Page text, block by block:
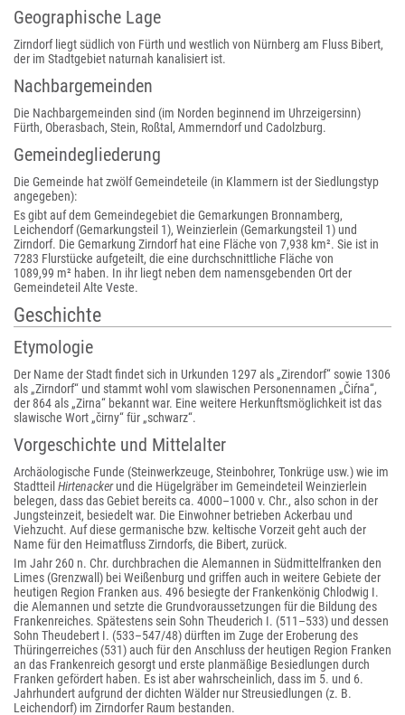
Geographische Lage
Zirndorf liegt südlich von Fürth und westlich von Nürnberg am Fluss Bibert,
der im Stadtgebiet naturnah kanalisiert ist.
Nachbargemeinden
Die Nachbargemeinden sind (im Norden beginnend im Uhrzeigersinn)
Fürth, Oberasbach, Stein, Roßtal, Ammerndorf und Cadolzburg.
Gemeindegliederung
Die Gemeinde hat zwölf Gemeindeteile (in Klammern ist der Siedlungstyp
angegeben):
Es gibt auf dem Gemeindegebiet die Gemarkungen Bronnamberg,
Leichendorf (Gemarkungsteil 1), Weinzierlein (Gemarkungsteil 1) und
Zirndorf. Die Gemarkung Zirndorf hat eine Fläche von 7,938 km². Sie ist in
7283 Flurstücke aufgeteilt, die eine durchschnittliche Fläche von
1089,99 m² haben. In ihr liegt neben dem namensgebenden Ort der
Gemeindeteil Alte Veste.
Geschichte
Etymologie
Der Name der Stadt findet sich in Urkunden 1297 als „Zirendorf“ sowie 1306
als „Zirndorf“ und stammt wohl vom slawischen Personennamen „Čiŕna“,
der 864 als „Zirna“ bekannt war. Eine weitere Herkunftsmöglichkeit ist das
slawische Wort „čirny“ für „schwarz“.
Vorgeschichte und Mittelalter
Archäologische Funde (Steinwerkzeuge, Steinbohrer, Tonkrüge usw.) wie im
Stadtteil Hirtenackerund die Hügelgräber im Gemeindeteil Weinzierlein
belegen, dass das Gebiet bereits ca. 4000–1000 v. Chr., also schon in der
Jungsteinzeit, besiedelt war. Die Einwohner betrieben Ackerbau und
Viehzucht. Auf diese germanische bzw. keltische Vorzeit geht auch der
Name für den Heimatfluss Zirndorfs, die Bibert, zurück.
Im Jahr 260 n. Chr. durchbrachen die Alemannen in Südmittelfranken den
Limes (Grenzwall) bei Weißenburg und griffen auch in weitere Gebiete der
heutigen Region Franken aus. 496 besiegte der Frankenkönig Chlodwig I.
die Alemannen und setzte die Grundvoraussetzungen für die Bildung des
Frankenreiches. Spätestens sein Sohn Theuderich I. (511–533) und dessen
Sohn Theudebert I. (533–547/48) dürften im Zuge der Eroberung des
Thüringerreiches (531) auch für den Anschluss der heutigen Region Franken
an das Frankenreich gesorgt und erste planmäßige Besiedlungen durch
Franken gefördert haben. Es ist aber wahrscheinlich, dass im 5. und 6.
Jahrhundert aufgrund der dichten Wälder nur Streusiedlungen (z. B.
Leichendorf) im Zirndorfer Raum bestanden.